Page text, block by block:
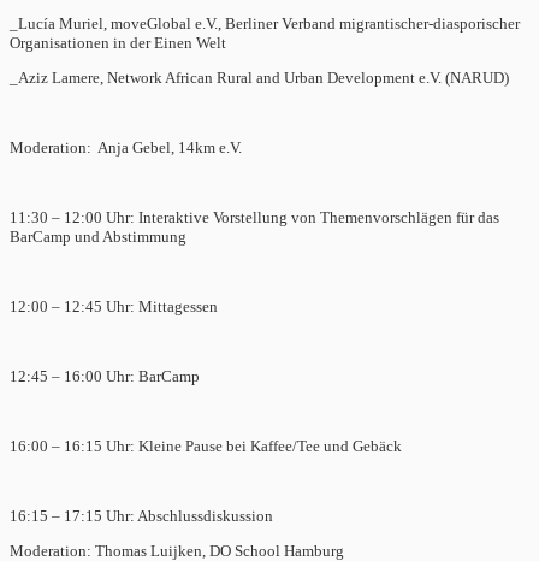
_Lucía Muriel, moveGlobal e.V., Berliner Verband migrantischer-diasporischer
Organisationen in der Einen Welt
_Aziz Lamere, Network African Rural and Urban Development e.V. (NARUD)
Moderation: Anja Gebel, 14km e.V.
11:30 – 12:00 Uhr: Interaktive Vorstellung von Themenvorschlägen für das
BarCamp und Abstimmung
12:00 – 12:45 Uhr: Mittagessen
12:45 – 16:00 Uhr: BarCamp
16:00 – 16:15 Uhr: Kleine Pause bei Kaffee/Tee und Gebäck
16:15 – 17:15 Uhr: Abschlussdiskussion
Moderation: Thomas Luijken, DO School Hamburg